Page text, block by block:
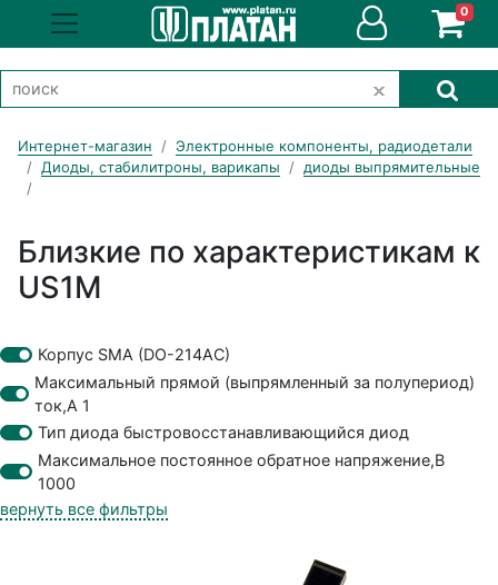
0
Интернет-магазин
Электронные компоненты, радиодетали
Диоды, стабилитроны, варикапы
диоды выпрямительные
Близкие по характеристикам к
US1M
Корпус SMA (DO-214AC)
Максимальный прямой (выпрямленный за полупериод)
ток,А 1
Тип диода быстровосстанавливающийся диод
Максимальное постоянное обратное напряжение,В
1000
вернуть все фильтры